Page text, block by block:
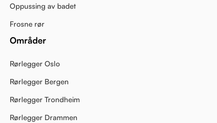
Oppussing av badet
Frosne rør
Områder
Rørlegger Oslo
Rørlegger Bergen
Rørlegger Trondheim
Rørlegger Drammen